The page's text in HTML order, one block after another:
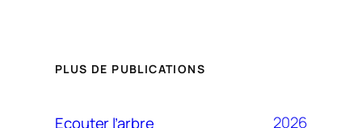
PLUS DE PUBLICATIONS
Ecouter l’arbre 2026